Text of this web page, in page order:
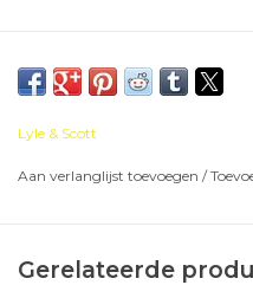
Lyle & Scott
Aan verlanglijst toevoegen /
Gerelateerde